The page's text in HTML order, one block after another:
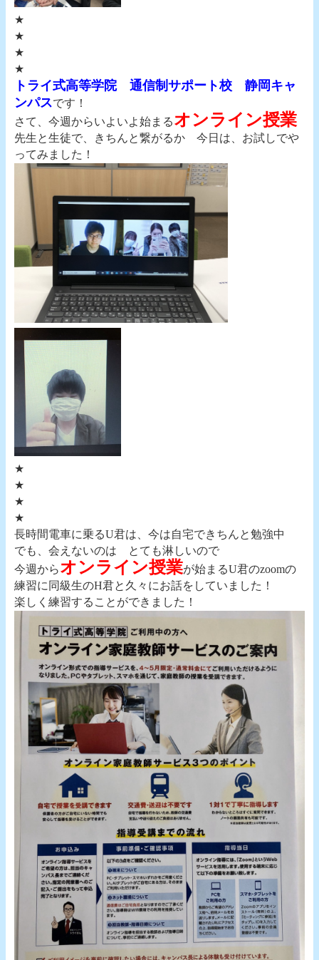
★
★
★
★
トライ式高等学院 通信制サポート校 静岡キャ
ンパスです！
さて、今週からいよいよ始まるオンライン授業
先生と生徒で、きちんと繋がるか 今日は、お試しでや
ってみました！
★
★
★
★
長時間電車に乗るU君は、 今は自宅できちんと勉強中
でも、会えないのは とても淋しいので
今週からオンライン授業が始まるU君のzoomの
練習に同級生のH君と久々にお話をしていました！
楽しく練習することができました！